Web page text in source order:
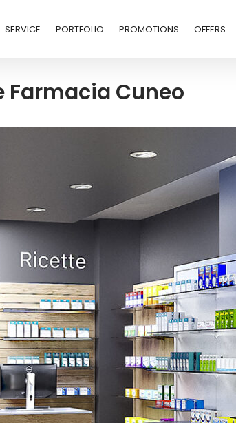
SERVICE PORTFOLIO PROMOTIONS OFFERS
Farmacia Cuneo